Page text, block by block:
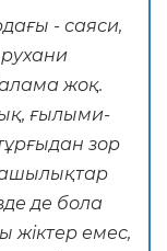
- саяси,
жоқ.
ғылыми-
зор
де бола
жіктер емес,